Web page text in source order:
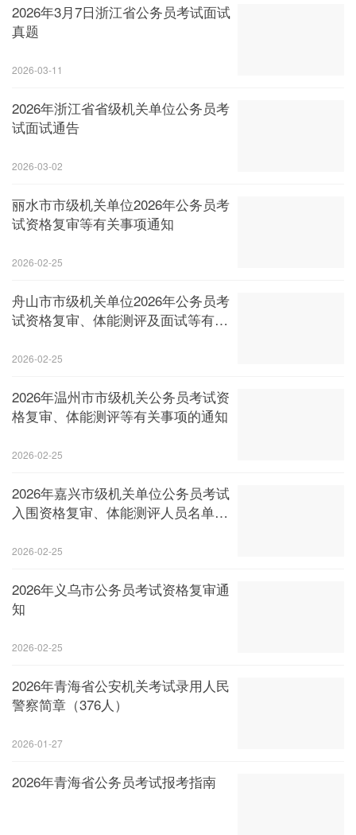
2026年3月7日浙江省公务员考试面试
真题
2026-03-11
2026年浙江省省级机关单位公务员考
试面试通告
2026-03-02
丽水市市级机关单位2026年公务员考
试资格复审等有关事项通知
2026-02-25
舟山市市级机关单位2026年公务员考
试资格复审、体能测评及面试等有关
2026-02-25
2026年温州市市级机关公务员考试资
格复审、体能测评等有关事项的通知
2026-02-25
2026年嘉兴市级机关单位公务员考试
入围资格复审、体能测评人员名单及
2026-02-25
2026年义乌市公务员考试资格复审通
知
2026-02-25
2026年青海省公安机关考试录用人民
警察简章（376人）
2026-01-27
2026年青海省公务员考试报考指南